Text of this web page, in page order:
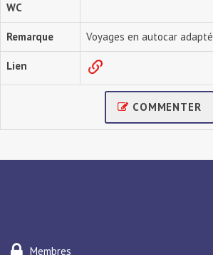
WC
Remarque Voyages en autocar adapté
Lien
COMMENTER
Membres